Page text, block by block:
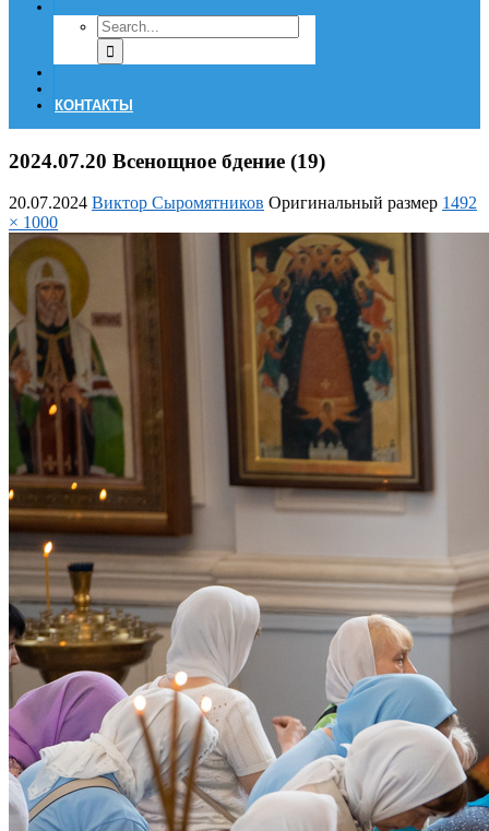
КОНТАКТЫ
2024.07.20 Всенощное бдение (19)
20.07.2024 Виктор Сыромятников Оригинальный размер 1492
× 1000